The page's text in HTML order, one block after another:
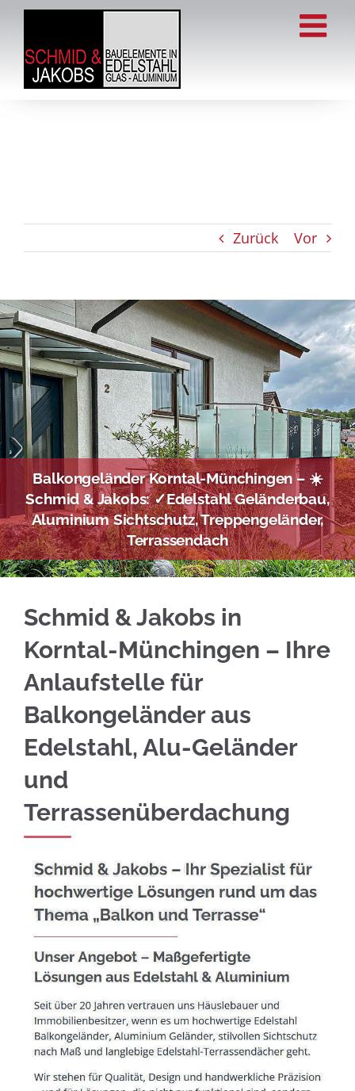
Zum
springen
Zurück Vor
Balkongeländer Korntal-Münchingen – ☀️
Schmid & Jakobs: ✓Edelstahl Geländerbau,
Aluminium Sichtschutz, Treppengeländer,
Terrassendach
Schmid & Jakobs in
Korntal-Münchingen – Ihre
Anlaufstelle für
Balkongeländer aus
Edelstahl, Alu-Geländer
und
Terrassenüberdachung